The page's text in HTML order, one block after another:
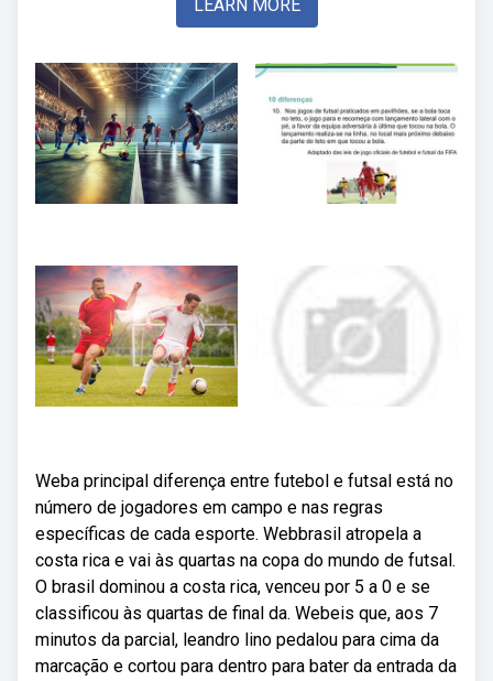
LEARN MORE
Weba principal diferença entre futebol e futsal está no
número de jogadores em campo e nas regras
específicas de cada esporte. Webbrasil atropela a
costa rica e vai às quartas na copa do mundo de futsal.
O brasil dominou a costa rica, venceu por 5 a 0 e se
classificou às quartas de final da. Webeis que, aos 7
minutos da parcial, leandro lino pedalou para cima da
marcação e cortou para dentro para bater da entrada da